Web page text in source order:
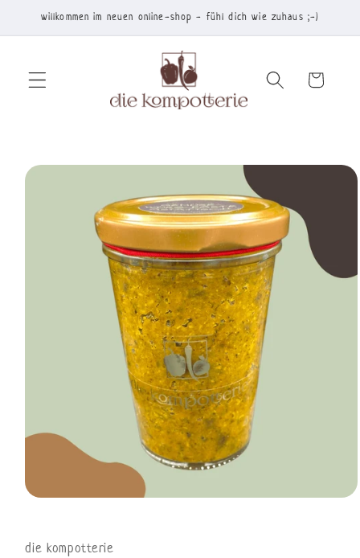
zum
Inhalt
willkommen im neuen online-shop - fühl dich wie zuhaus ;-)
Warenkorb
die kompotterie